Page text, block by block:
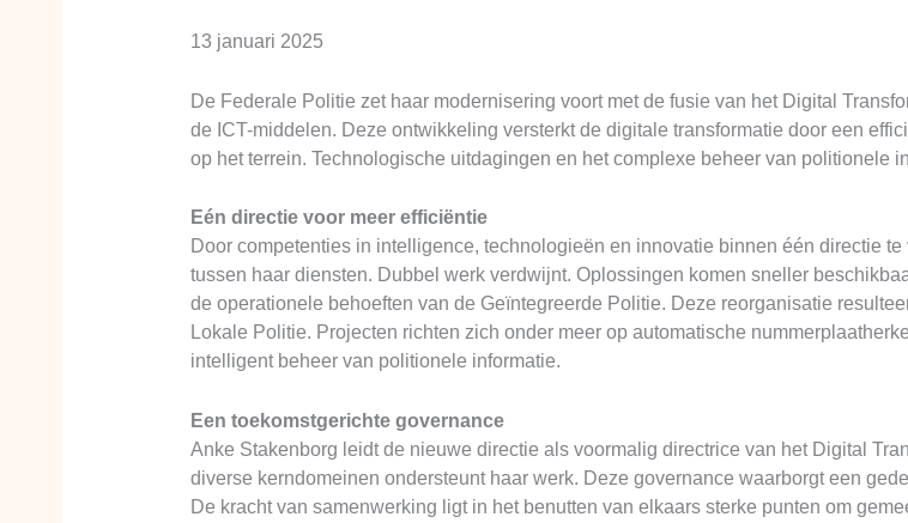
13 januari 2025
De Federale Politie zet haar modernisering voort met de fusie van het Digital
de ICT-middelen. Deze ontwikkeling versterkt de digitale transformatie door een
op het terrein. Technologische uitdagingen en het complexe beheer van politionele
Eén directie voor meer efficiëntie
Door competenties in intelligence, technologieën en innovatie binnen één directie
tussen haar diensten. Dubbel werk verdwijnt. Oplossingen komen sneller
de operationele behoeften van de Geïntegreerde Politie. Deze reorganisatie
Lokale Politie. Projecten richten zich onder meer op automatische
intelligent beheer van politionele informatie.
Een toekomstgerichte governance
Anke Stakenborg leidt de nieuwe directie als voormalig directrice van het Digital
diverse kerndomeinen ondersteunt haar werk. Deze governance waarborgt een
De kracht van samenwerking ligt in het benutten van elkaars sterke punten om